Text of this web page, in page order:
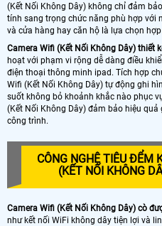
(Kết Nối Không Dây) không chỉ đảm
tính sang trọng chức năng phù hợp với
và cửa hàng hay căn hộ là lựa chọn hợp
Camera Wifi (Kết Nối Không Dây) thiết
hoạt với phạm vi rộng dễ dàng điều
điện thoại thông minh ipad. Tích hợp
Wifi (Kết Nối Không Dây) tự động ghi
suốt không bỏ khoảnh khắc nào phục
(Kết Nối Không Dây) đảm bảo hiệu
công trình.
CÔNG NGHỆ TIÊU ĐỂM
(KẾT NỐI KHÔNG
Camera Wifi (Kết Nối Không Dây) cò
như kết nối WiFi không dây tiện lợi và